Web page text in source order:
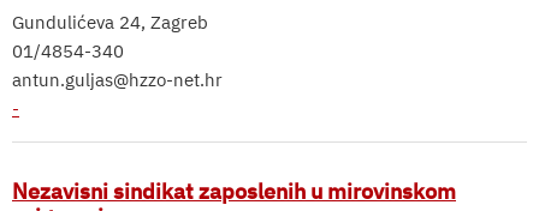
Gundulićeva 24, Zagreb
01/4854-340
antun.guljas@hzzo-net.hr
-
Nezavisni sindikat zaposlenih u mirovinskom